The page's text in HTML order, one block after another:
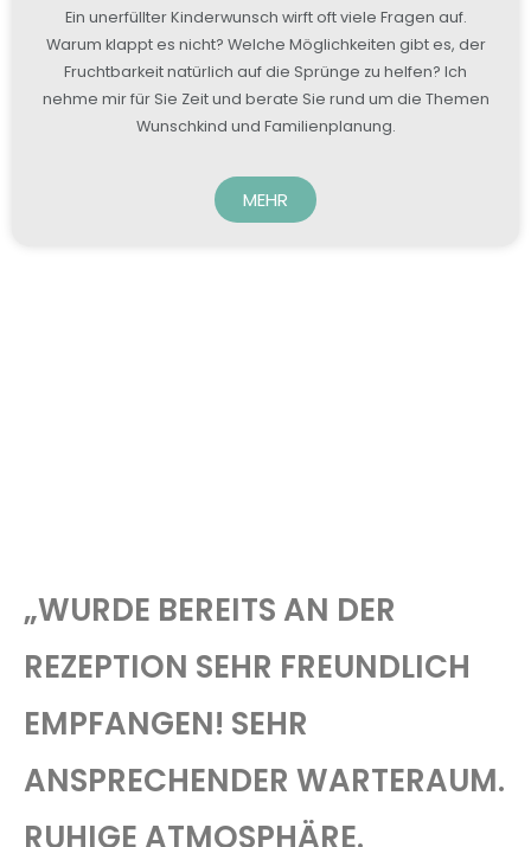
Ein unerfüllter Kinderwunsch wirft oft viele Fragen auf.
Warum klappt es nicht? Welche Möglichkeiten gibt es, der
Fruchtbarkeit natürlich auf die Sprünge zu helfen? Ich
nehme mir für Sie Zeit und berate Sie rund um die Themen
Wunschkind und Familienplanung.
MEHR
„WURDE BEREITS AN DER
REZEPTION SEHR FREUNDLICH
EMPFANGEN! SEHR
ANSPRECHENDER WARTERAUM.
RUHIGE ATMOSPHÄRE.